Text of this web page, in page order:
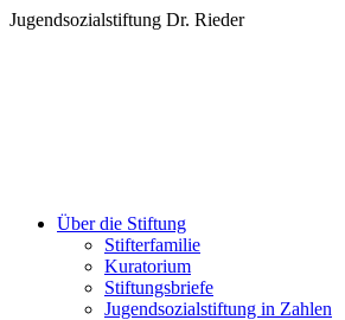
Zum
Jugendsozialstiftung Dr. Rieder
Über die Stiftung
Stifterfamilie
Kuratorium
Stiftungsbriefe
Jugendsozialstiftung in Zahlen